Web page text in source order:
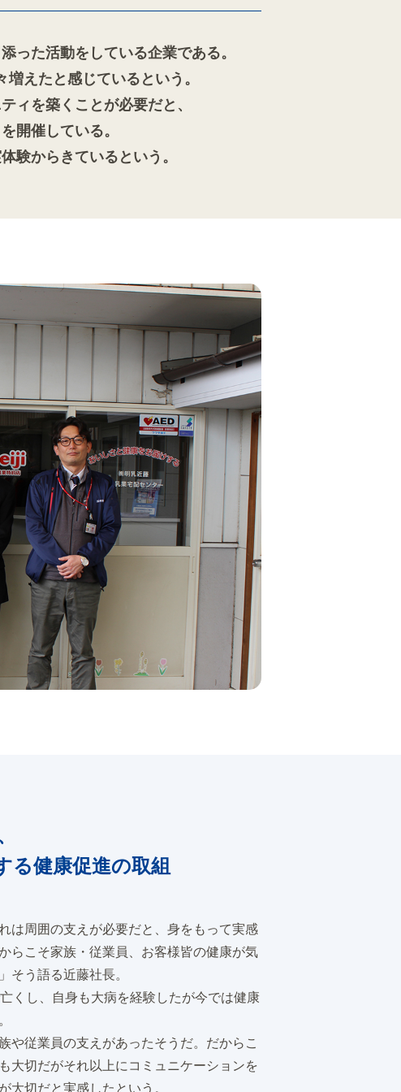
った活動をしている企業である。
えたと感じているという。
ィを築くことが必要だと、
開催している。
験からきているという。
る健康促進の取組
は周囲の支えが必要だと、身をもって実感
らこそ家族・従業員、お客様皆の健康が気
そう語る近藤社長。
くし、自身も大病を経験したが今では健康
や従業員の支えがあったそうだ。だからこ
大切だがそれ以上にコミュニケーションを
大切だと実感したという。